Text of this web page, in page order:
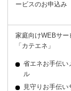
ービスのお申込み
家庭向けWEBサー
「カテエネ」
省エネお手伝い
ル
見守りお手伝い